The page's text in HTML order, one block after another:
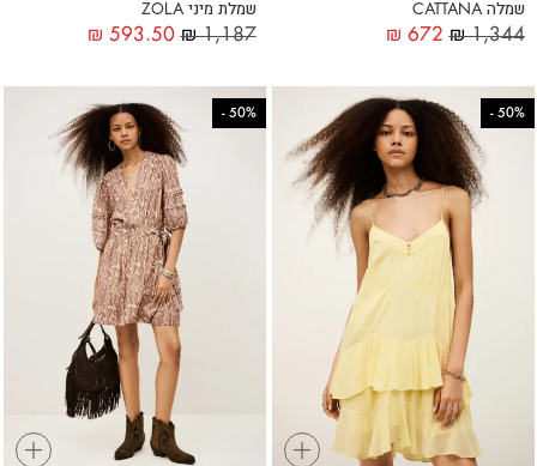
שמלה CATTANA
₪1,344
₪ 672
שמלת מיני ZOLA
₪1,187
₪ 593.50
+
50%
-
+
50%
-